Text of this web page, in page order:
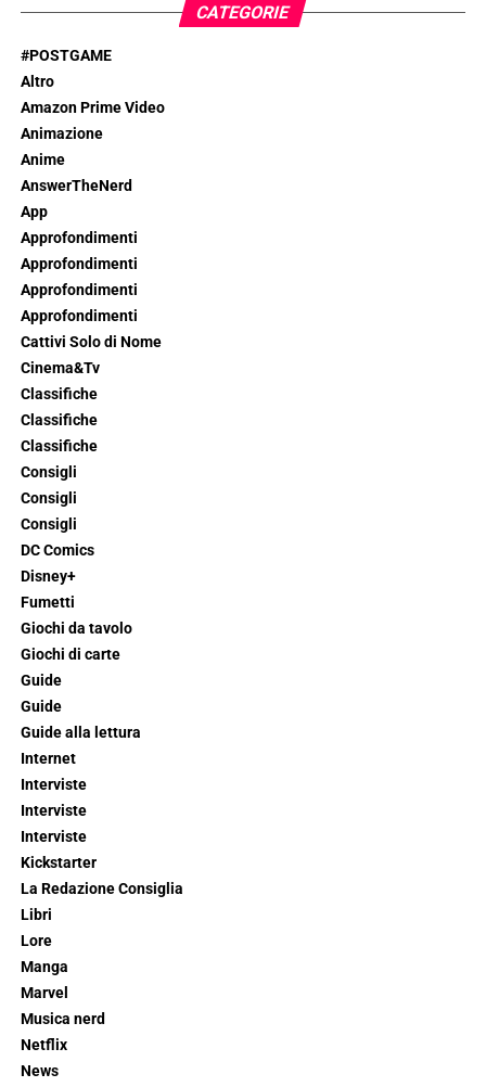
CATEGORIE
#POSTGAME
Altro
Amazon Prime Video
Animazione
Anime
AnswerTheNerd
App
Approfondimenti
Approfondimenti
Approfondimenti
Approfondimenti
Cattivi Solo di Nome
Cinema&Tv
Classifiche
Classifiche
Classifiche
Consigli
Consigli
Consigli
DC Comics
Disney+
Fumetti
Giochi da tavolo
Giochi di carte
Guide
Guide
Guide alla lettura
Internet
Interviste
Interviste
Interviste
Kickstarter
La Redazione Consiglia
Libri
Lore
Manga
Marvel
Musica nerd
Netflix
News